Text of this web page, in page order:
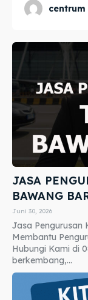
centrum
JASA
BAWANG
Juni 30, 2026
Jasa Pengurusan
Membantu
Hubungi Kami di
berkembang,...